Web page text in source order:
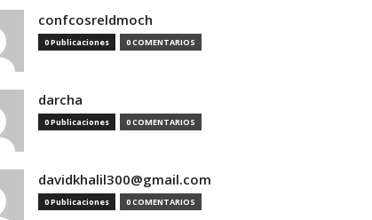
confcosreldmoch
0 Publicaciones 0 COMENTARIOS
darcha
0 Publicaciones 0 COMENTARIOS
davidkhalil300@gmail.com
0 Publicaciones 0 COMENTARIOS